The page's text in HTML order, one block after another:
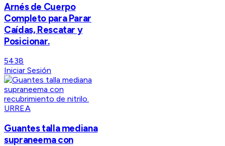
Arnés de Cuerpo
Completo para Parar
Caídas, Rescatar y
Posicionar.
5438
Iniciar Sesión
URREA
Guantes talla mediana
supraneema con